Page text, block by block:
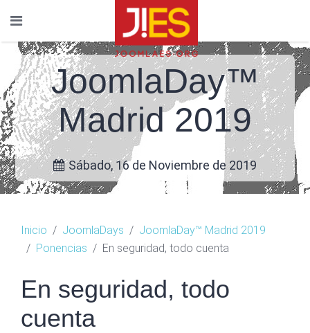
JoomlaDay™
Madrid 2019
Sábado, 16 de Noviembre de 2019
Inicio JoomlaDays
JoomlaDay™ Madrid 2019
Ponencias
En seguridad, todo cuenta
En seguridad, todo
cuenta